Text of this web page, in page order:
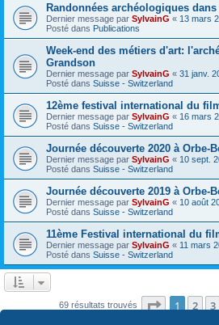
Randonnées archéologiques
Dernier message par SylvainG « 13 mars
Posté dans Publications
Week-end des métiers d'art:
Grandson
Dernier message par SylvainG « 31 janv.
Posté dans Suisse - Switzerland
12ème festival international du
Dernier message par SylvainG « 16 mars
Posté dans Suisse - Switzerland
Journée découverte 2020 à Orbe-
Dernier message par SylvainG « 10 sept.
Posté dans Suisse - Switzerland
Journée découverte 2019 à Orbe-
Dernier message par SylvainG « 10 août
Posté dans Suisse - Switzerland
11ème Festival international du
Dernier message par SylvainG « 11 mars
Posté dans Suisse - Switzerland
69 résultats trouvés Page 1sur7
1 2 3